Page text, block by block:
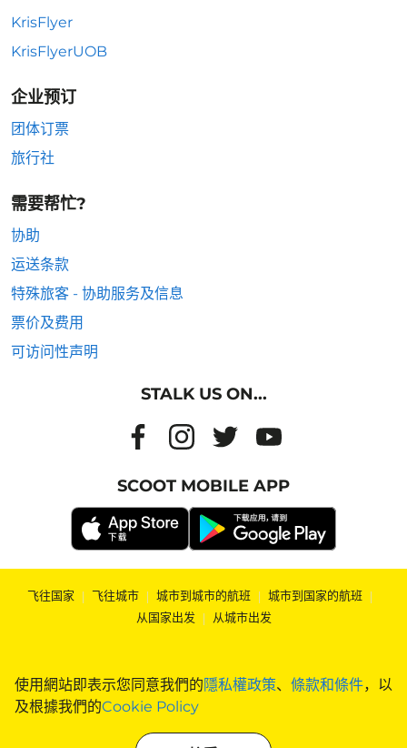
使用網站即表示您同意我們的隱私權政策、 條款和條件，以
及根據我們的Cookie Policy
KrisFlyer
KrisFlyerUOB
企业预订
团体订票
旅行社
需要帮忙?
协助
运送条款
特殊旅客 - 协助服务及信息
票价及费用
可访问性声明
STALK US ON...
SCOOT MOBILE APP
飞往国家 | 飞往城市 | 城市到城市的航班 | 城市到国家的航班 |
从国家出发 | 从城市出发